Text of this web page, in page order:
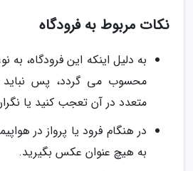
نکات مربوط به فرودگاه
به دلیل اینکه این فرودگاه،
محسوب می گردد، پس نباید
متعدد در آن تعجب کنید یا
در هنگام فرود یا پرواز در
به هیچ عنوان عکس بگیرید.